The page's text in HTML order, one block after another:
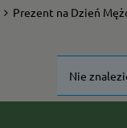
Prezent na Dzień
Nie